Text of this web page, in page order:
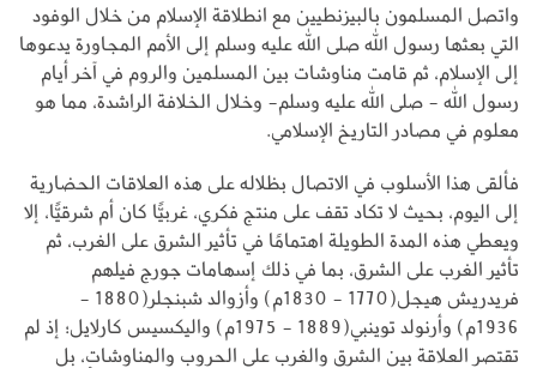
واتصل المسلمون بالبيزنطيين مع انطلاقة الإسلام من خلال الوفود
التي بعثها رسول الله صلى الله عليه وسلم إلى الأمم المجاورة يدعوها
إلى الإسلام، ثم قامت مناوشات بين المسلمين والروم في آخر أيام
رسول الله - صلى الله عليه وسلم- وخلال الخلافة الراشدة، مما هو
معلوم في مصادر التاريخ الإسلامي.
فألقى هذا الأسلوب في الاتصال بظلاله على هذه العلاقات الحضارية
إلى اليوم، بحيث لا تكاد تقف على منتج فكري، غربيًّا كان أم شرقيًّا، إلا
ويعطي هذه المدة الطويلة اهتمامًا في تأثير الشرق على الغرب، ثم
تأثير الغرب على الشرق، بما في ذلك إسهامات جورج فيلهم
فريدريش هيجل(1770 - 1830م) وأزوالد شبنجلر(1880 -
1936م) وأرنولد توينبي(1889 - 1975م) واليكسيس كارلايل؛ إذ لم
تقتصر العلاقة بين الشرق والغرب على الحروب والمناوشات، بل